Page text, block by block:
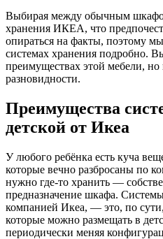
Выбирая между обычным
хранения ИКЕА, что
опираться на факты, поэтому
системах хранения подробно.
преимуществах этой мебели, но
разновидности.
Преимущества
детской от Икеа
У любого ребёнка есть куча
которые вечно разбросаны по
нужно где-то хранить —
предназначение шкафа.
компанией Икеа, — это, по
которые можно размещать в
периодически меняя